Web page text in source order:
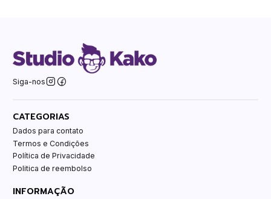
Siga-nos
CATEGORIAS
Dados para contato
Termos e Condições
Política de Privacidade
Politica de reembolso
INFORMAÇÃO